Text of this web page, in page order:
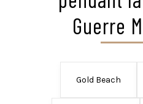
Guerre
Gold Beach